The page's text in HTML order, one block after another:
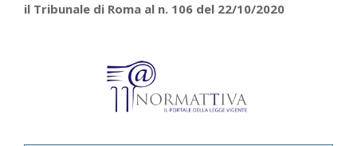
il Tribunale di Roma al n. 106 del 22/10/2020